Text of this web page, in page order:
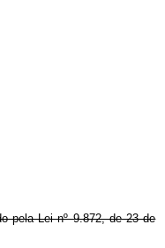
pela Lei nº 9.872, de 23 de